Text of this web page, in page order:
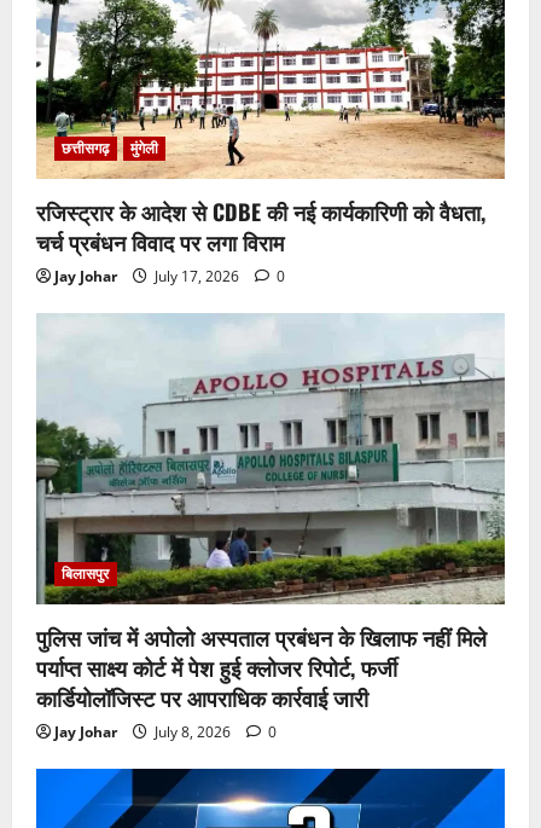
छत्तीसगढ़ मुंगेली
रजिस्ट्रार के आदेश से CDBE की नई कार्यकारिणी को वैधता,
चर्च प्रबंधन विवाद पर लगा विराम
Jay Johar July 17, 2026 0
बिलासपुर
पुलिस जांच में अपोलो अस्पताल प्रबंधन के खिलाफ नहीं मिले
पर्याप्त साक्ष्य कोर्ट में पेश हुई क्लोजर रिपोर्ट, फर्जी
कार्डियोलॉजिस्ट पर आपराधिक कार्रवाई जारी
Jay Johar July 8, 2026 0